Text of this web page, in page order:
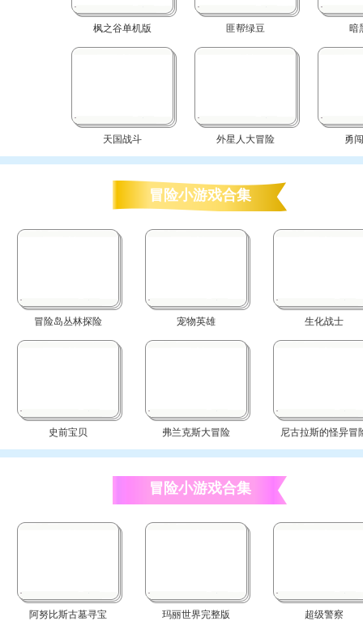
枫之谷单机版
天国战斗
匪帮绿豆
外星人大冒险
暗
勇
冒险小游戏合集
冒险岛丛林探险 宠物英雄 生化战士
史前宝贝 弗兰克斯大冒险 尼古拉斯的怪异冒
冒险小游戏合集
阿努比斯古墓寻宝 玛丽世界完整版 超级警察